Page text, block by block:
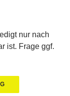
nur nach
ist. Frage ggf.